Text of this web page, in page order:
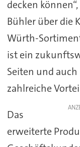
decken
Bühler über die
Würth-
ist ein
Seiten und
zahlreiche
Das
erweiterte